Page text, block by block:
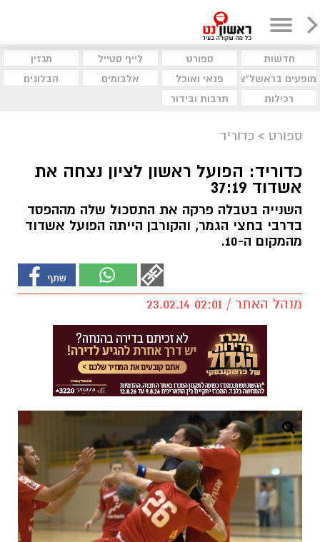
חדשות ספורט לייף סטייל
מגזין
מופעים בראשל"צ
פנאי ואוכל אלבומים
הבלוגים
רכילות
תרבות ובידור
ספורט > כדוריד
כדוריד: הפועל ראשון לציון נצחה את
אשדוד 37:19
השנייה בטבלה פרקה את התסכול שלה מההפסד
בדרבי בחצי הגמר, והקורבן הייתה הפועל אשדוד
מהמקום ה-10.
מנהל האתר / 02:01 23.02.14